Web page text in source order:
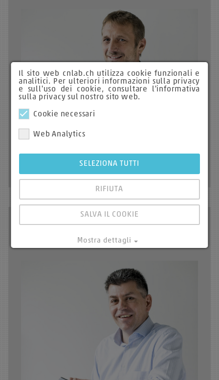
Il sito web cnlab.ch utilizza cookie funzionali e
analitici. Per ulteriori informazioni sulla privacy
e sull'uso dei cookie, consultare l'informativa
sulla privacy sul nostro sito web.
Cookie necessari
Web Analytics
SELEZIONA TUTTI
RIFIUTA
SALVA IL COOKIE
Mostra dettagli